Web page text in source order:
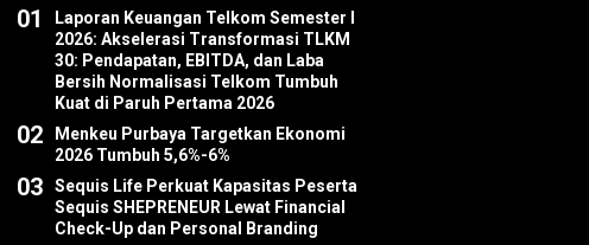
01
Laporan Keuangan Telkom Semester I
2026: Akselerasi Transformasi TLKM
30: Pendapatan, EBITDA, dan Laba
Bersih Normalisasi Telkom Tumbuh
Kuat di Paruh Pertama 2026
02
Menkeu Purbaya Targetkan Ekonomi
2026 Tumbuh 5,6%-6%
03
Sequis Life Perkuat Kapasitas Peserta
Sequis SHEPRENEUR Lewat Financial
Check-Up dan Personal Branding